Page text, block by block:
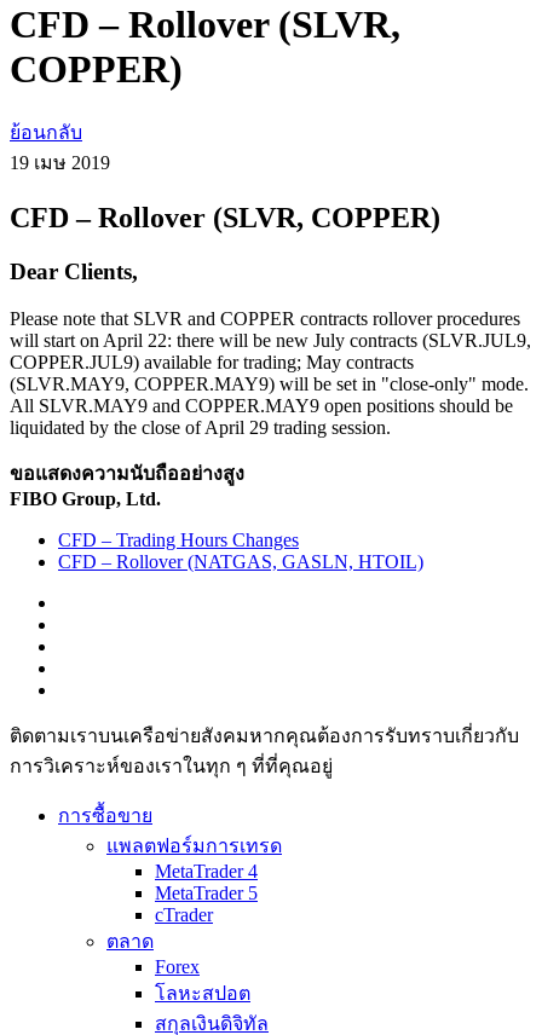
CFD – Rollover (SLVR,
COPPER)
ย้อนกลับ
19 เมษ 2019
CFD – Rollover (SLVR, COPPER)
Dear Clients,
Please note that SLVR and COPPER contracts rollover procedures
will start on April 22: there will be new July contracts (SLVR.JUL9,
COPPER.JUL9) available for trading; May contracts
(SLVR.MAY9, COPPER.MAY9) will be set in "close-only" mode.
All SLVR.MAY9 and COPPER.MAY9 open positions should be
liquidated by the close of April 29 trading session.
ขอแสดงความนับถืออย่างสูง
FIBO Group, Ltd.
CFD – Trading Hours Changes
CFD – Rollover (NATGAS, GASLN, HTOIL)
ติดตามเราบนเครือข่ายสังคมหากคุณต้องการรับทราบเกี่ยวกับ
การวิเ­คราะห์ของเราในทุก ๆ ที่ที่คุณอยู่
การซื้อขาย
แพลตฟอร์มการเทรด
MetaTrader 4
MetaTrader 5
cTrader
ตลาด
Forex
โลหะสปอต
สกุลเงินดิจิทัล